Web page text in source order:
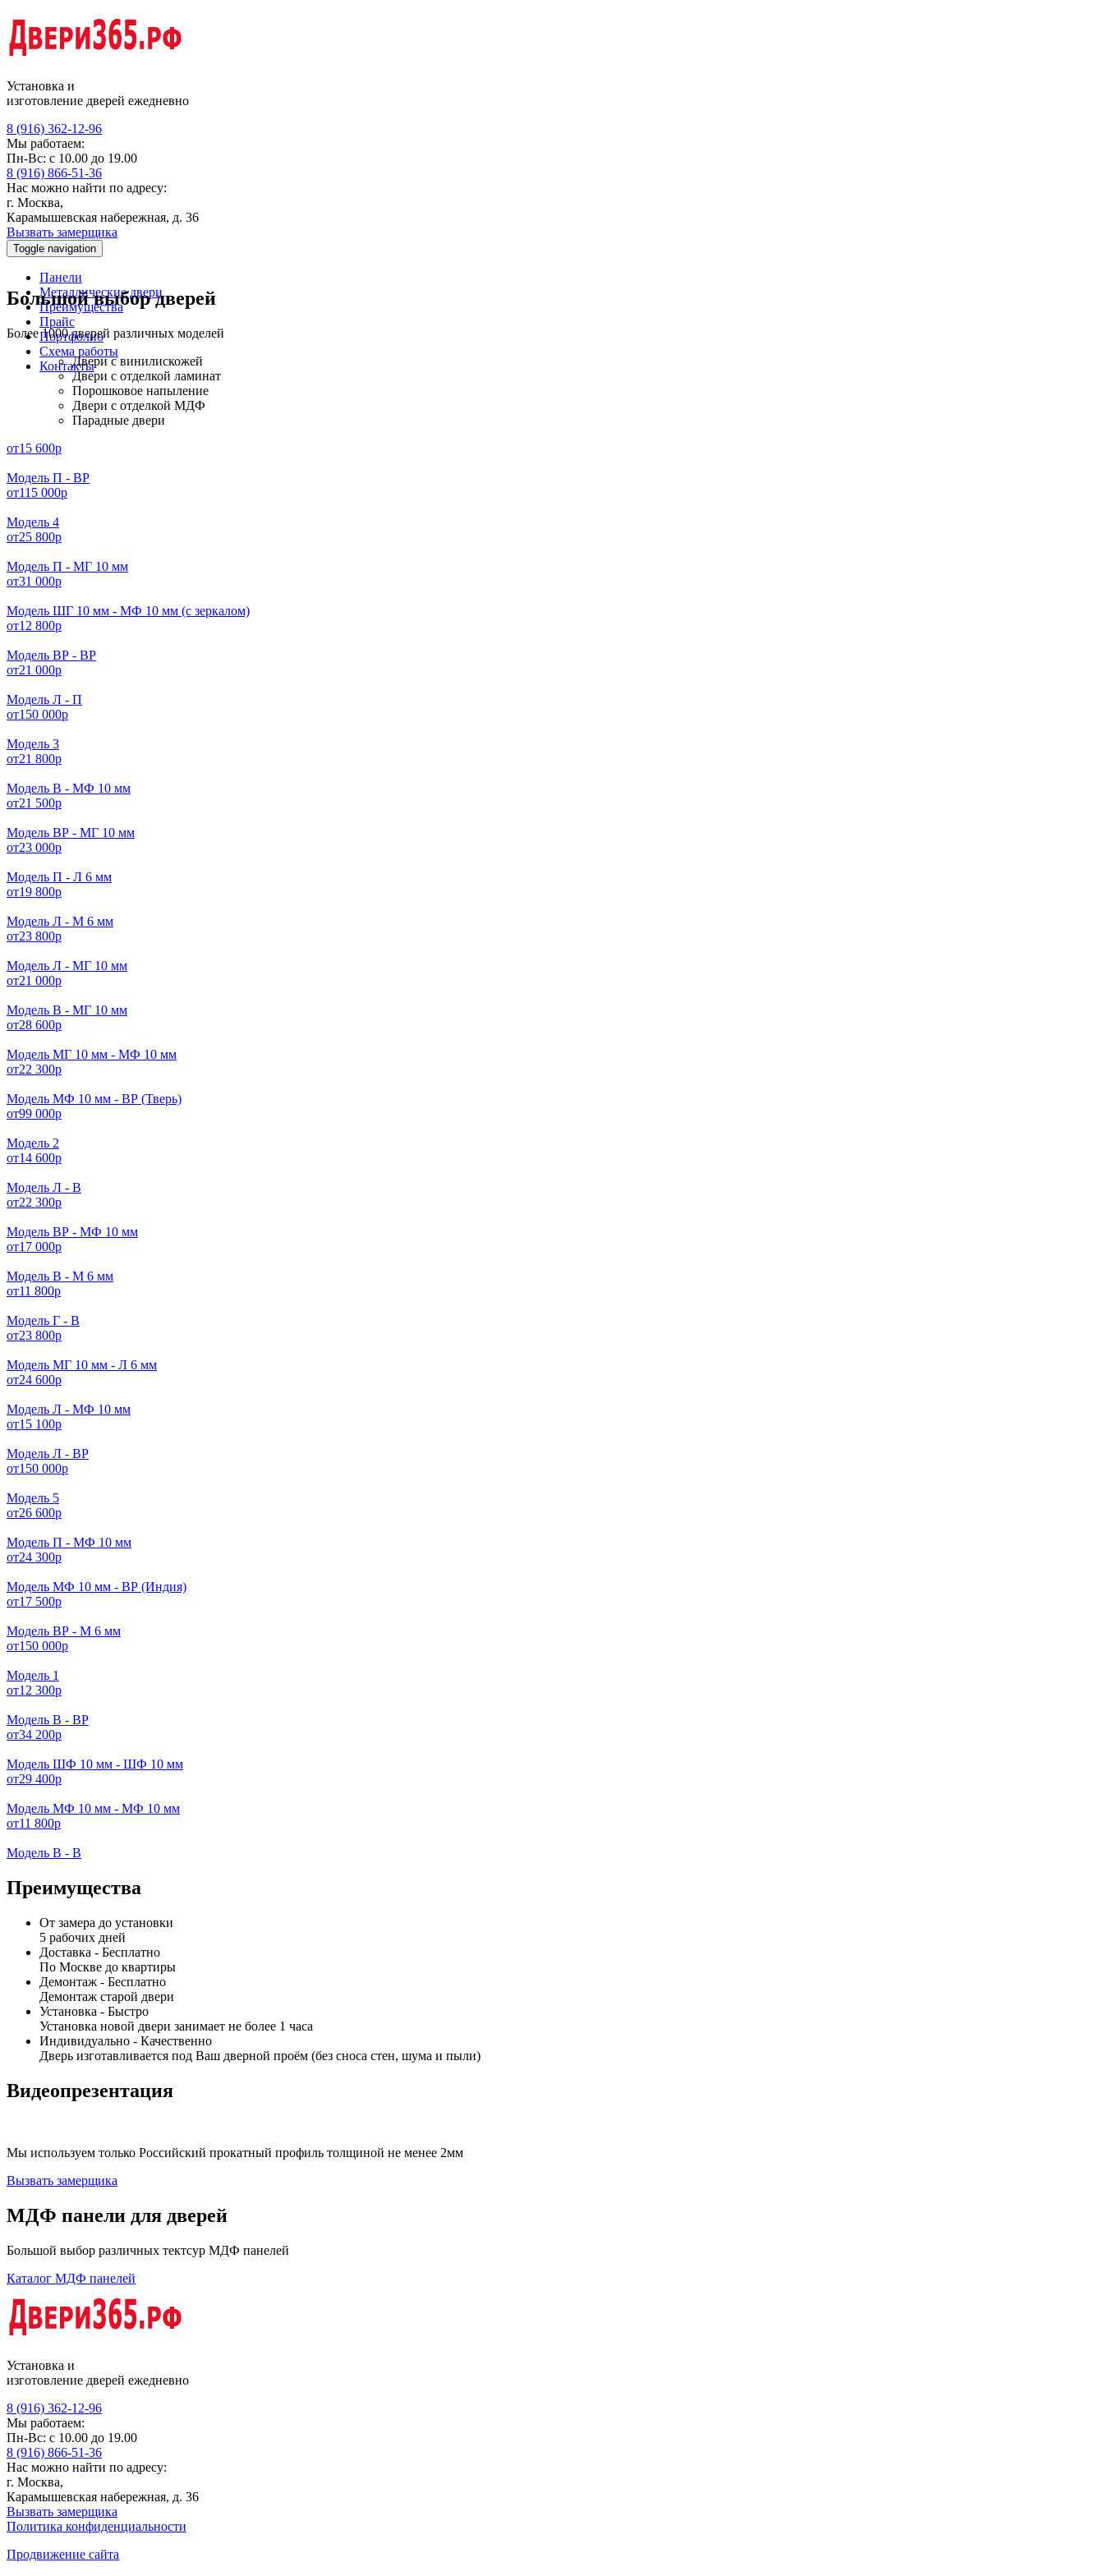
Установка и
изготовление дверей ежедневно
8 (916) 362-12-96
Мы работаем:
Пн-Вс: с 10.00 до 19.00
8 (916) 866-51-36
Нас можно найти по адресу:
г. Москва,
Карамышевская набережная, д. 36
Вызвать замерщика
Toggle navigation
Панели
Металлические двери
Преимущества
Прайс
Портфолио
Схема работы
Контакты
Большой выбор дверей
Более 1000 дверей различных моделей
Двери с винилискожей
Двери с отделкой ламинат
Порошковое напыление
Двери с отделкой МДФ
Парадные двери
от15 600р
Модель П - ВР
от115 000р
Модель 4
от25 800р
Модель П - МГ 10 мм
от31 000р
Модель ШГ 10 мм - МФ 10 мм (с зеркалом)
от12 800р
Модель ВР - ВР
от21 000р
Модель Л - П
от150 000р
Модель 3
от21 800р
Модель В - МФ 10 мм
от21 500р
Модель ВР - МГ 10 мм
от23 000р
Модель П - Л 6 мм
от19 800р
Модель Л - М 6 мм
от23 800р
Модель Л - МГ 10 мм
от21 000р
Модель В - МГ 10 мм
от28 600р
Модель МГ 10 мм - МФ 10 мм
от22 300р
Модель МФ 10 мм - ВР (Тверь)
от99 000р
Модель 2
от14 600р
Модель Л - В
от22 300р
Модель ВР - МФ 10 мм
от17 000р
Модель В - М 6 мм
от11 800р
Модель Г - В
от23 800р
Модель МГ 10 мм - Л 6 мм
от24 600р
Модель Л - МФ 10 мм
от15 100р
Модель Л - ВР
от150 000р
Модель 5
от26 600р
Модель П - МФ 10 мм
от24 300р
Модель МФ 10 мм - ВР (Индия)
от17 500р
Модель ВР - М 6 мм
от150 000р
Модель 1
от12 300р
Модель В - ВР
от34 200р
Модель ШФ 10 мм - ШФ 10 мм
от29 400р
Модель МФ 10 мм - МФ 10 мм
от11 800р
Модель В - В
Преимущества
От замера до установки
5 рабочих дней
Доставка - Бесплатно
По Москве до квартиры
Демонтаж - Бесплатно
Демонтаж старой двери
Установка - Быстро
Установка новой двери занимает не более 1 часа
Индивидуально - Качественно
Дверь изготавливается под Ваш дверной проём (без сноса стен, шума и пыли)
Видеопрезентация
Мы используем только Российский прокатный профиль толщиной не менее 2мм
Вызвать замерщика
МДФ панели для дверей
Большой выбор различных тектсур МДФ панелей
Каталог МДФ панелей
Установка и
изготовление дверей ежедневно
8 (916) 362-12-96
Мы работаем:
Пн-Вс: с 10.00 до 19.00
8 (916) 866-51-36
Нас можно найти по адресу:
г. Москва,
Карамышевская набережная, д. 36
Вызвать замерщика
Политика конфиденциальности
Продвижение сайта